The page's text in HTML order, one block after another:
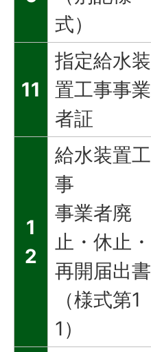
式）
11
指定給水装
置工事事業
者証
1
2
給水装置工
事
事業者廃
止・休止・
再開届出書
（様式第1
1）